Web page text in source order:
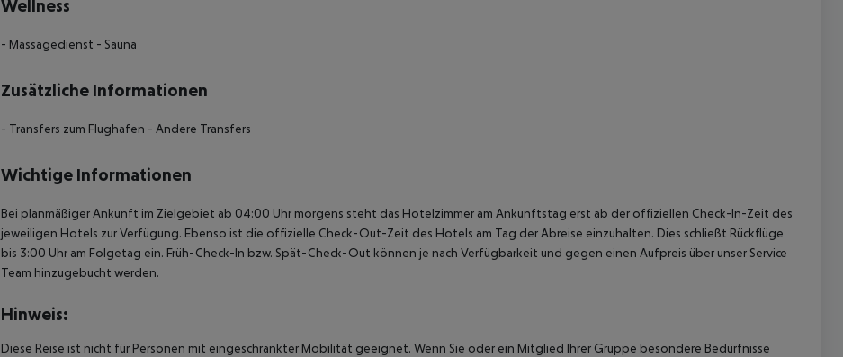
Wellness
- Massagedienst - Sauna
Zusätzliche Informationen
- Transfers zum Flughafen - Andere Transfers
Wichtige Informationen
Bei planmäßiger Ankunft im Zielgebiet ab 04:00 Uhr morgens steht das Hotelzimmer am Ankunftstag erst ab der offiziellen Check-In-Zeit des
jeweiligen Hotels zur Verfügung. Ebenso ist die offizielle Check-Out-Zeit des Hotels am Tag der Abreise einzuhalten. Dies schließt Rückflüge
bis 3:00 Uhr am Folgetag ein. Früh-Check-In bzw. Spät-Check-Out können je nach Verfügbarkeit und gegen einen Aufpreis über unser Service
Team hinzugebucht werden.
Hinweis:
Diese Reise ist nicht für Personen mit eingeschränkter Mobilität geeignet. Wenn Sie oder ein Mitglied Ihrer Gruppe besondere Bedürfnisse